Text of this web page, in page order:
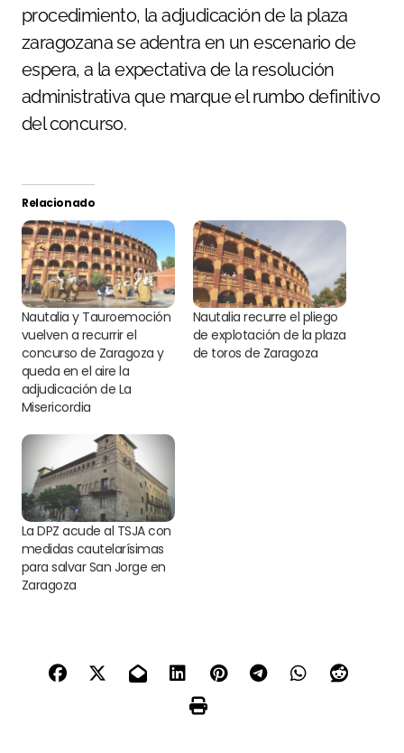
procedimiento, la adjudicación de la plaza
zaragozana se adentra en un escenario de
espera, a la expectativa de la resolución
administrativa que marque el rumbo definitivo
del concurso.
Relacionado
Nautalia y Tauroemoción
vuelven a recurrir el
concurso de Zaragoza y
queda en el aire la
adjudicación de La
Misericordia
Nautalia recurre el pliego
de explotación de la plaza
de toros de Zaragoza
La DPZ acude al TSJA con
medidas cautelarísimas
para salvar San Jorge en
Zaragoza